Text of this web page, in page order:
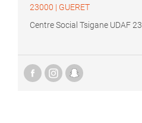
23000 | GUERET
Centre Social Tsigane UDAF 23